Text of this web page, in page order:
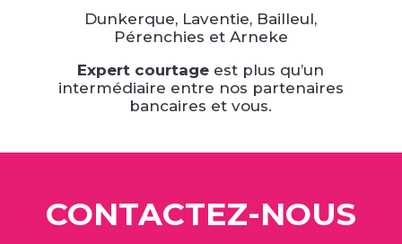
Dunkerque, Laventie, Bailleul,
Pérenchies et Arneke
Expert courtage est plus qu’un
intermédiaire entre nos partenaires
bancaires et vous.
CONTACTEZ-NOUS